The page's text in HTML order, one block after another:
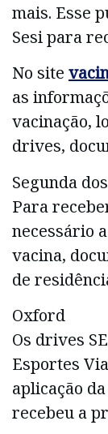
mais. Esse
Sesi para
No site
as
vacinação,
drives,
Segunda
Para
necessário
vacina,
de
Oxford
Os drives
Esportes
aplicação
recebeu a